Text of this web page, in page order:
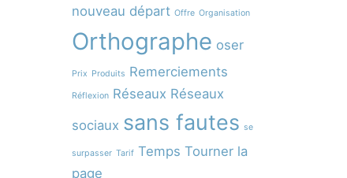
nouveau départ Offre Organisation
Orthographe oser
Prix Produits Remerciements
Réflexion Réseaux Réseaux
sociaux sans fautes se
surpasser Tarif Temps Tourner la
page